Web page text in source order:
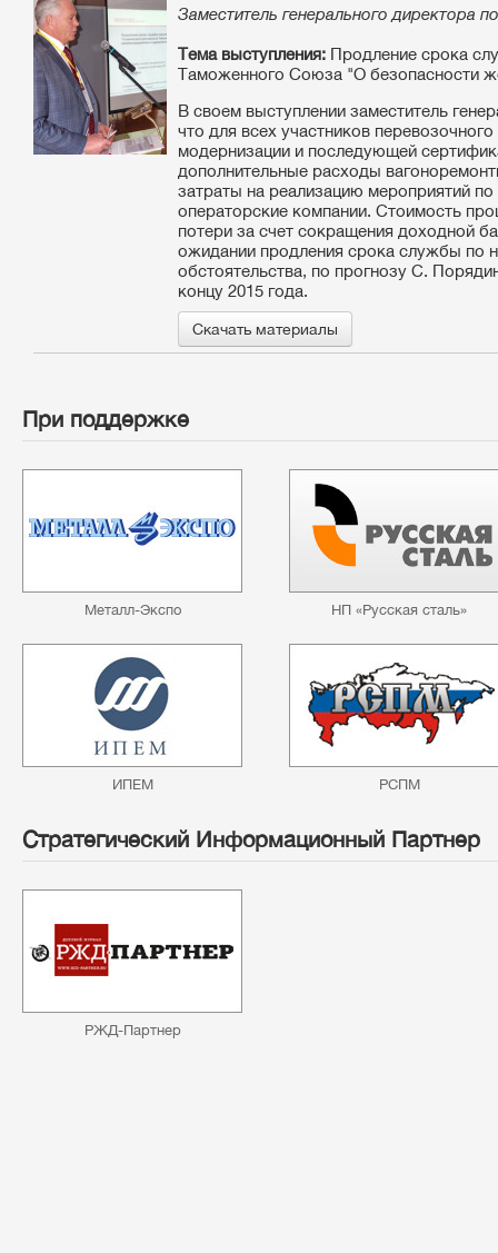
Заместитель генерального директора
Тема выступления: Продление срока
Таможенного Союза "О безопасности
В своем выступлении заместитель
что для всех участников
модернизации и последующей
дополнительные расходы
затраты на реализацию мероприятий
операторские компании. Стоимость
потери за счет сокращения доходной
ожидании продления срока службы по
обстоятельства, по прогнозу С.
концу 2015 года.
Скачать материалы
При поддержке
Металл-Экспо НП «Русская сталь»
ИПЕМ РСПМ
Стратегический Информационный Партнер
РЖД-Партнер